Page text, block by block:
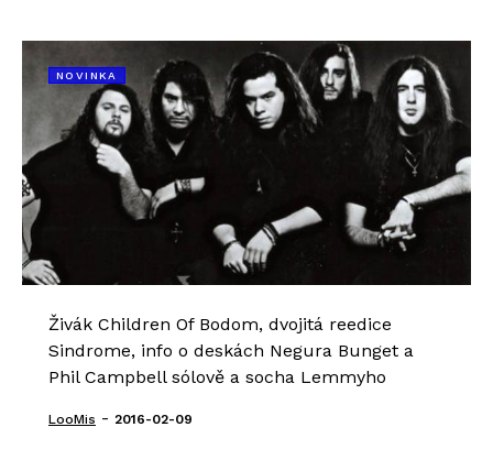
NOVINKA
Živák Children Of Bodom, dvojitá reedice
Sindrome, info o deskách Negura Bunget a
Phil Campbell sólově a socha Lemmyho
LooMis - 2016-02-09